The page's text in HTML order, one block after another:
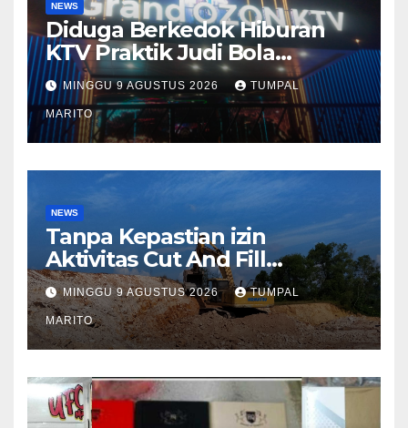
NEWS
Diduga Berkedok Hiburan
KTV Praktik Judi Bola
Pimpong Beroperasi Terbuka
Disungai Panas Kapolda
Tutup mata Tempat Hiburan
DiBatam
MINGGU 9 AGUSTUS 2026 TUMPAL
MARITO
NEWS
Tanpa Kepastian izin
Aktivitas Cut And Fill
Sekupang Ganggu warga
dan Pengguna jalan
MINGGU 9 AGUSTUS 2026 TUMPAL
MARITO